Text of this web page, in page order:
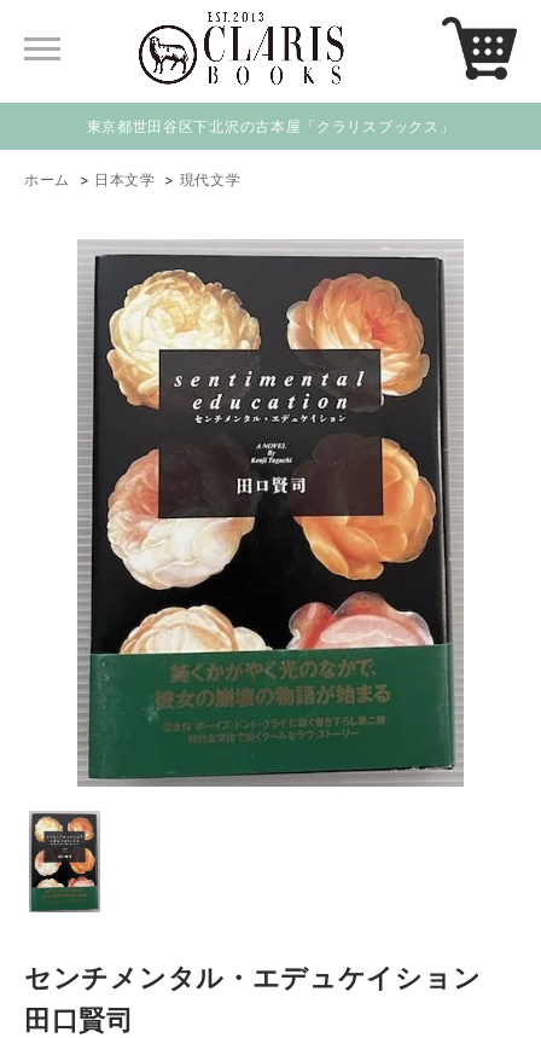
東京都世田谷区下北沢の古本屋「クラリスブックス」
ホーム > 日本文学 > 現代文学
センチメンタル・エデュケイション
田口賢司